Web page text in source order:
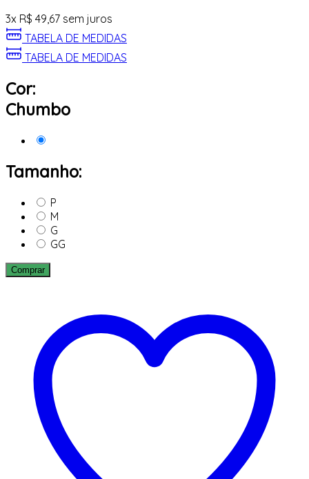
3x R$ 49,67 sem juros
TABELA DE MEDIDAS
TABELA DE MEDIDAS
Cor:
Chumbo
Tamanho:
P
M
G
GG
Comprar